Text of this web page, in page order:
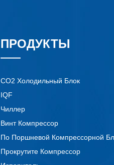
ПРОДУКТЫ
CO2 Холодильный Блок
IQF
Чиллер
Винт Компрессор
По Поршневой Компрессорной
Прокрутите Компрессор